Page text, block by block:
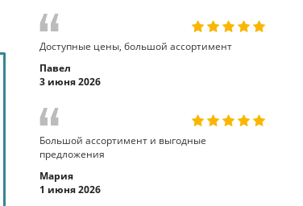
Доступные цены, большой ассортимент
Павел
3 июня 2026
Большой ассортимент и выгодные
предложения
Мария
1 июня 2026